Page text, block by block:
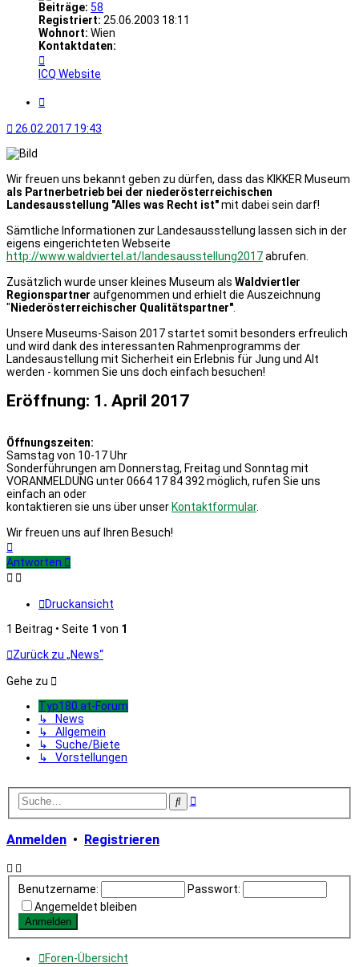
Beiträge: 58
Registriert: 25.06.2003 18:11
Wohnort: Wien
Kontaktdaten:
von
MiTi
ICQ Website
26.02.2017 19:43
Wir freuen uns bekannt geben zu dürfen, dass das KIKKER Museum
als Partnerbetrieb bei der niederösterreichischen
Landesausstellung "Alles was Recht ist"mit dabei sein darf!
Sämtliche Informationen zur Landesausstellung lassen sich in der
eigens eingerichteten Webseite
http://www.waldviertel.at/landesausstellung2017abrufen.
Zusätzlich wurde unser kleines Museum als Waldviertler
Regionspartner aufgenommen und erhielt die Auszeichnung
" Niederösterreichischer Qualitätspartner"
Unsere Museums-Saison 2017 startet somit besonders erfreulich
und wird dank des interessanten Rahmenprogramms der
Landesaustellung mit Sicherheit ein Erlebnis für Jung und Alt
werden - kommen Sie uns doch einfach besuchen!
Eröffnung: 1. April 2017
Öffnungszeiten:
Samstag von 10-17 Uhr
Sonderführungen am Donnerstag, Freitag und Sonntag mit
VORANMELDUNG unter 0664 17 84 392 möglich, rufen Sie uns
einfach an oder
kontaktieren sie uns über unser Kontaktformular.
Wir freuen uns auf Ihren Besuch!
oben
Antworten
Druckansicht
1 Beitrag • Seite 1 von 1
Zurück zu „News“
Gehe zu
Typ180.at-Forum
↳ News
↳ Allgemein
↳ Suche/Biete
↳ Vorstellungen
SucheErweiterte
Anmelden • Registrieren
Benutzername:
Passwort:
Angemeldet bleiben
Foren-Übersicht